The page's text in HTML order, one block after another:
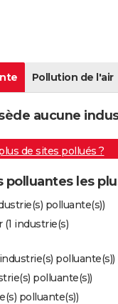
Pollution de l'air
aucune
de sites pollués ?
polluantes les
polluante(s))
industrie(s)
polluante(s))
polluante(s))
polluante(s))